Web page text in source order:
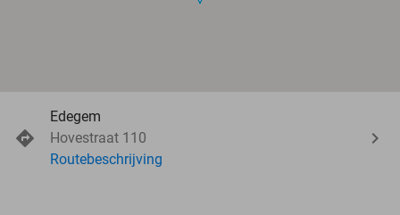
Edegem
Hovestraat 110
Routebeschrijving